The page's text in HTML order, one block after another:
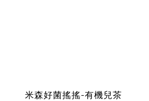
米森好菌搖搖-有機兒茶